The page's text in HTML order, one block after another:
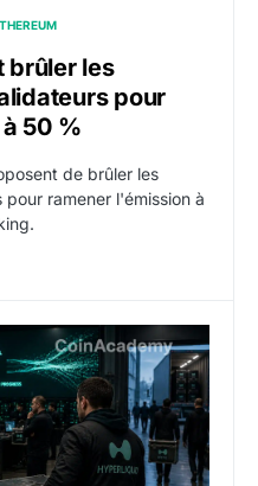
brûler les
pour
50 %
de brûler les
ramener l'émission à
alors que 150 millions de